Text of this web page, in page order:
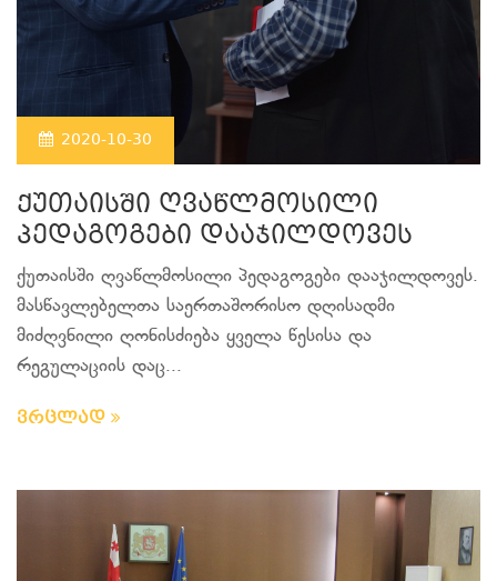
2020-10-30
ქუთაისში ღვაწლმოსილი
პედაგოგები დააჯილდოვეს
ქუთაისში ღვაწლმოსილი პედაგოგები დააჯილდოვეს.
მასწავლებელთა საერთაშორისო დღისადმი
მიძღვნილი ღონისძიება ყველა წესისა და
რეგულაციის დაც...
ვრცლად